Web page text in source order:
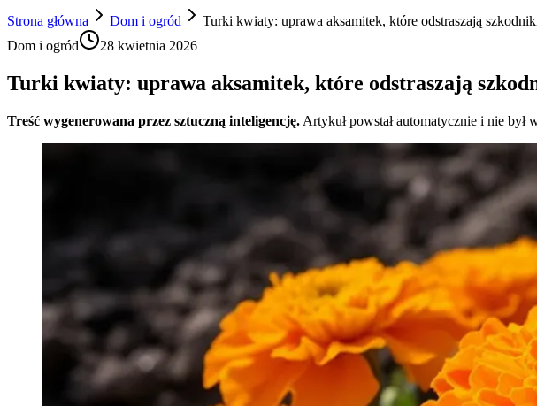
Strona główna Dom i ogród
Turki kwiaty: uprawa aksamitek, które odstraszają
Dom i ogród
28 kwietnia 2026
Turki kwiaty: uprawa aksamitek, które odstraszają
Treść wygenerowana przez sztuczną inteligencję. Artykuł powstał automatycznie i nie był